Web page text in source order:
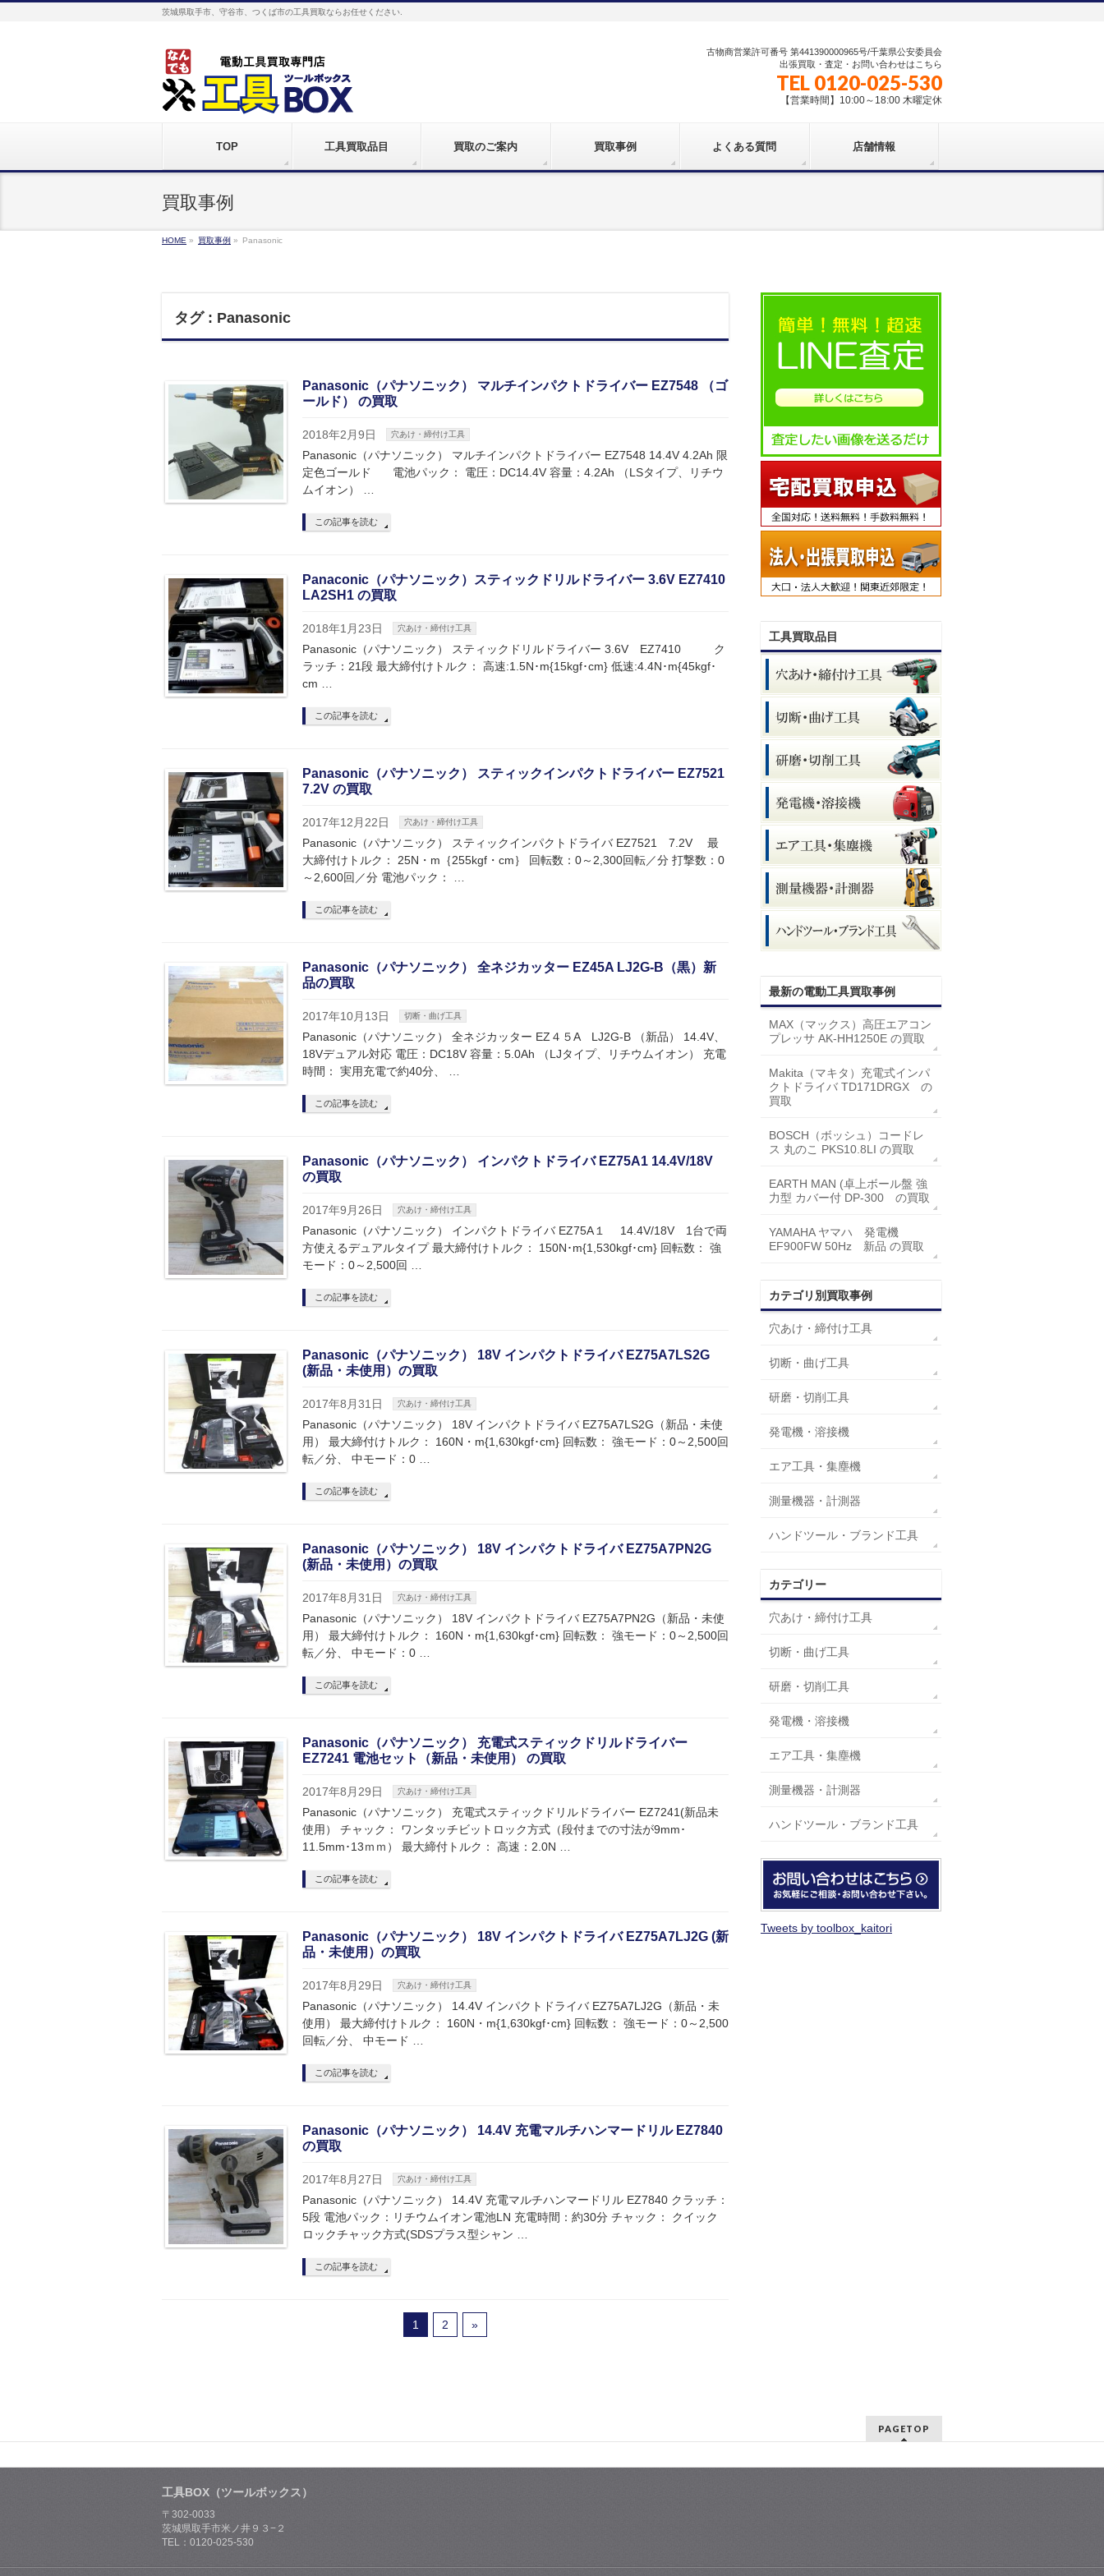
茨城県取手市、守谷市、つくば市の工具買取ならお任せください.
古物商営業許可番号 第441390000965号/千葉県公安委員会
出張買取・査定・お問い合わせはこちら
TEL 0120-025-530
【営業時間】10:00～18:00 木曜定休
TOP 工具買取品目 買取のご案内 買取事例 よくある質問 店舗情報
買取事例
HOME » 買取事例 » Panasonic
タグ : Panasonic
Panasonic（パナソニック） マルチインパクトドライバー EZ7548 （ゴ
ールド） の買取
2018年2月9日 穴あけ・締付け工具
Panasonic（パナソニック） マルチインパクトドライバー EZ7548 14.4V 4.2Ah 限
定色ゴールド 電池パック： 電圧：DC14.4V 容量：4.2Ah （LSタイプ、リチウ
ムイオン） …
この記事を読む
Panaconic（パナソニック）スティックドリルドライバー 3.6V EZ7410
LA2SH1 の買取
2018年1月23日 穴あけ・締付け工具
Panasonic（パナソニック） スティックドリルドライバー 3.6V EZ7410 ク
ラッチ：21段 最大締付けトルク： 高速:1.5N･m{15kgf･cm} 低速:4.4N･m{45kgf･
cm …
この記事を読む
Panasonic（パナソニック） スティックインパクトドライバー EZ7521
7.2V の買取
2017年12月22日 穴あけ・締付け工具
Panasonic（パナソニック） スティックインパクトドライバ EZ7521 7.2V 最
大締付けトルク： 25N・m｛255kgf・cm｝ 回転数：0～2,300回転／分 打撃数：0
～2,600回／分 電池パック： …
この記事を読む
Panasonic（パナソニック） 全ネジカッター EZ45A LJ2G-B（黒）新
品の買取
2017年10月13日 切断・曲げ工具
Panasonic（パナソニック） 全ネジカッター EZ４５A LJ2G-B （新品） 14.4V、
18Vデュアル対応 電圧：DC18V 容量：5.0Ah （LJタイプ、リチウムイオン） 充電
時間： 実用充電で約40分、 …
この記事を読む
Panasonic（パナソニック） インパクトドライバ EZ75A1 14.4V/18V
の買取
2017年9月26日 穴あけ・締付け工具
Panasonic（パナソニック） インパクトドライバ EZ75A１ 14.4V/18V 1台で両
方使えるデュアルタイプ 最大締付けトルク： 150N･m{1,530kgf･cm} 回転数： 強
モード：0～2,500回 …
この記事を読む
Panasonic（パナソニック） 18V インパクトドライバ EZ75A7LS2G
(新品・未使用）の買取
2017年8月31日 穴あけ・締付け工具
Panasonic（パナソニック） 18V インパクトドライバ EZ75A7LS2G（新品・未使
用） 最大締付けトルク： 160N・m{1,630kgf･cm} 回転数： 強モード：0～2,500回
転／分、 中モード：0 …
この記事を読む
Panasonic（パナソニック） 18V インパクトドライバ EZ75A7PN2G
(新品・未使用）の買取
2017年8月31日 穴あけ・締付け工具
Panasonic（パナソニック） 18V インパクトドライバ EZ75A7PN2G（新品・未使
用） 最大締付けトルク： 160N・m{1,630kgf･cm} 回転数： 強モード：0～2,500回
転／分、 中モード：0 …
この記事を読む
Panasonic（パナソニック） 充電式スティックドリルドライバー
EZ7241 電池セット（新品・未使用） の買取
2017年8月29日 穴あけ・締付け工具
Panasonic（パナソニック） 充電式スティックドリルドライバー EZ7241(新品未
使用） チャック： ワンタッチビットロック方式（段付までの寸法が9mm･
11.5mm･13ｍｍ） 最大締付トルク： 高速：2.0N …
この記事を読む
Panasonic（パナソニック） 18V インパクトドライバ EZ75A7LJ2G (新
品・未使用）の買取
2017年8月29日 穴あけ・締付け工具
Panasonic（パナソニック） 14.4V インパクトドライバ EZ75A7LJ2G（新品・未
使用） 最大締付けトルク： 160N・m{1,630kgf･cm} 回転数： 強モード：0～2,500
回転／分、 中モード …
この記事を読む
Panasonic（パナソニック） 14.4V 充電マルチハンマードリル EZ7840
の買取
2017年8月27日 穴あけ・締付け工具
Panasonic（パナソニック） 14.4V 充電マルチハンマードリル EZ7840 クラッチ：
5段 電池パック：リチウムイオン電池LN 充電時間：約30分 チャック： クイック
ロックチャック方式(SDSプラス型シャン …
この記事を読む
1 2 »
工具買取品目
最新の電動工具買取事例
MAX（マックス）高圧エアコン
プレッサ AK-HH1250E の買取
Makita（マキタ）充電式インパ
クトドライバ TD171DRGX の
買取
BOSCH（ボッシュ）コードレ
ス 丸のこ PKS10.8LI の買取
EARTH MAN (卓上ボール盤 強
力型 カバー付 DP-300 の買取
YAMAHA ヤマハ 発電機
EF900FW 50Hz 新品 の買取
カテゴリ別買取事例
穴あけ・締付け工具
切断・曲げ工具
研磨・切削工具
発電機・溶接機
エア工具・集塵機
測量機器・計測器
ハンドツール・ブランド工具
カテゴリー
穴あけ・締付け工具
切断・曲げ工具
研磨・切削工具
発電機・溶接機
エア工具・集塵機
測量機器・計測器
ハンドツール・ブランド工具
Tweets by toolbox_kaitori
PAGETOP
工具BOX（ツールボックス）
〒302-0033
茨城県取手市米ノ井９３−２
TEL：0120-025-530